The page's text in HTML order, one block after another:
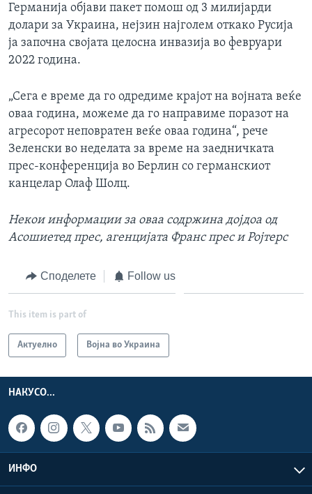
Германија објави пакет помош од 3 милијарди
долари за Украина, нејзин најголем откако Русија
ја започна својата целосна инвазија во февруари
2022 година.
„Сега е време да го одредиме крајот на војната веќе
оваа година, можеме да го направиме поразот на
агресорот неповратен веќе оваа година“, рече
Зеленски во неделата за време на заедничката
прес-конференција во Берлин со германскиот
канцелар Олаф Шолц.
Некои информации за оваа содржина дојдоа од
Асошиетед прес, агенцијата Франс прес и Ројтерс
Споделете Follow us
This item is part of
Актуелно Војна во Украина
НАКУСО...
ИНФО